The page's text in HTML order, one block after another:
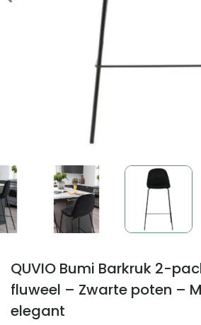
QUVIO Bumi Barkruk 2-
fluweel – Zwarte poten –
elegant